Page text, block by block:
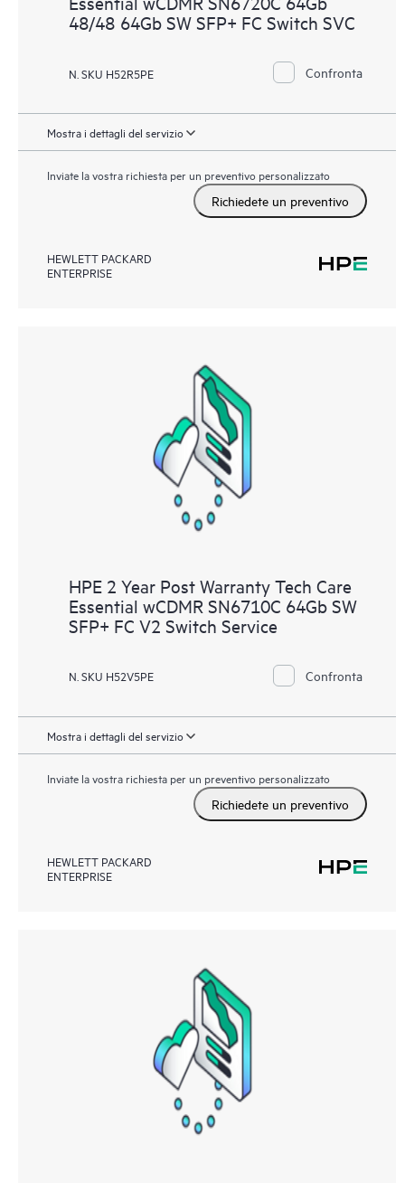
48/48 64Gb SW SFP+ FC Switch SVC
N. SKU H52R5PE Confronta
Mostra i dettagli del servizio
Inviate la vostra richiesta per un preventivo personalizzato
Richiedete un preventivo
HEWLETT PACKARD
ENTERPRISE
HPE 2 Year Post Warranty Tech Care
Essential wCDMR SN6710C 64Gb SW
SFP+ FC V2 Switch Service
N. SKU H52V5PE Confronta
Mostra i dettagli del servizio
Inviate la vostra richiesta per un preventivo personalizzato
Richiedete un preventivo
HEWLETT PACKARD
ENTERPRISE